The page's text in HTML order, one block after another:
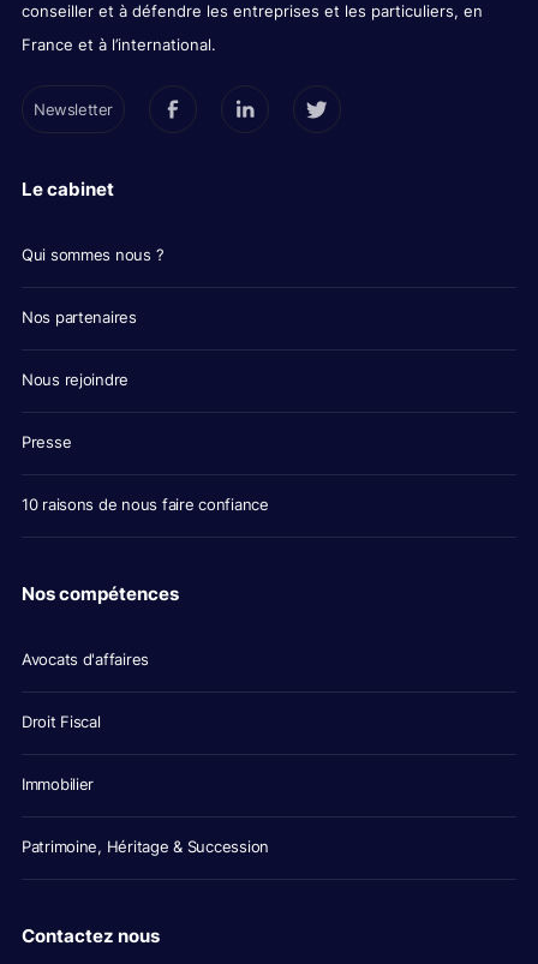
conseiller et à défendre les entreprises et les particuliers, en
France et à l’international.
Newsletter
Le cabinet
Qui sommes nous ?
Nos partenaires
Nous rejoindre
Presse
10 raisons de nous faire confiance
Nos compétences
Avocats d'affaires
Droit Fiscal
Immobilier
Patrimoine, Héritage & Succession
Contactez nous